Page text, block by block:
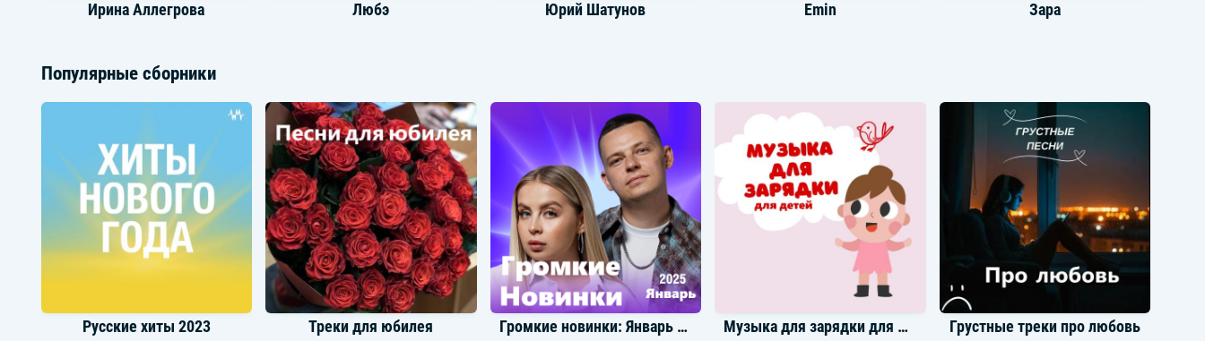
Ирина Аллегрова Любэ Юрий Шатунов Emin Зара
Asti Jony Дмитрий Маликов Михаил Шуфутинский Shaman
Популярные сборники
Русские хиты 2023 Треки для юбилея Громкие новинки: Январь 2025 Музыка для зарядки для детей Грустные треки про любовь